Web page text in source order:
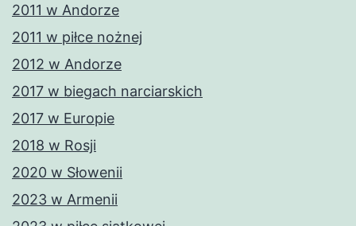
2011 w Andorze
2011 w piłce nożnej
2012 w Andorze
2017 w biegach narciarskich
2017 w Europie
2018 w Rosji
2020 w Słowenii
2023 w Armenii